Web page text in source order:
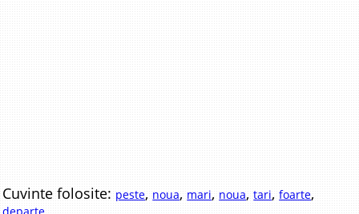
Cuvinte folosite: peste, noua, mari, noua,tari,foarte,